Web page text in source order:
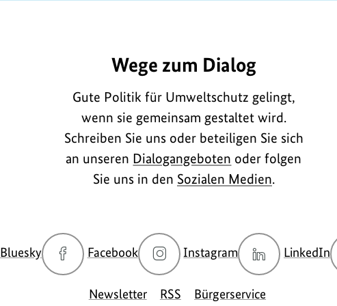
Wege zum Dialog
Gute Politik für Umweltschutz gelingt,
wenn sie gemeinsam gestaltet wird.
Schreiben Sie uns oder beteiligen Sie sich
an unseren Dialogangeboten oder folgen
Sie uns in den Sozialen Medien.
Bluesky
zur
Bluesky-
Seite
Facebook
zur
Facebook-
Seite
des
Instagram
zur
Instagram-
Seite
des
LinkedIn
Newsletter RSS Bürgerservice